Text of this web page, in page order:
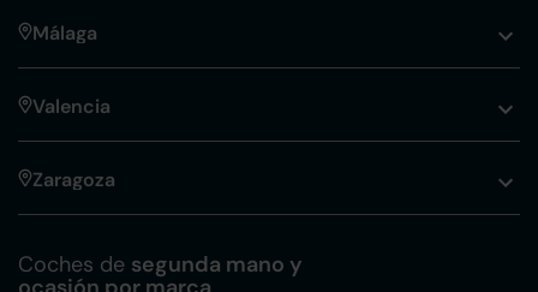
Málaga
Valencia
Zaragoza
Coches de segunda mano y